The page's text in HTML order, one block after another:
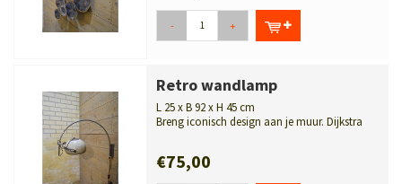
- +
Retro wandlamp
L 25 x B 92 x H 45 cm
Breng iconisch design aan je muur. Dijkstra
€75,00